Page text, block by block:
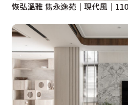
恢弘溫雅 雋永逸苑｜現代風｜